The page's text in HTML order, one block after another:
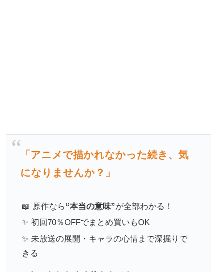
「アニメで描かれなかった続き、気
になりませんか？」
📖 原作なら“本当の意味”が全部わかる！
✨ 初回70％OFFでまとめ買いもOK
✨ 未放送の展開・キャラの心情まで深掘りで
きる